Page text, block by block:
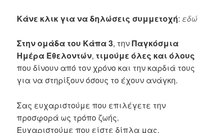
Κάνε κλικ για να δηλώσεις συμμετοχή: εδώ
Στην ομάδα του Κάπα 3, τηνΠαγκόσμια
Ημέρα Εθελοντών, τιμούμε όλες και όλους
που δίνουν από τον χρόνο και την καρδιά τους
για να στηρίξουν όσους το έχουν ανάγκη.
Σας ευχαριστούμε που επιλέγετε την
προσφορά ως τρόπο ζωής.
Ευχαριστούμε που είστε δίπλα μας.